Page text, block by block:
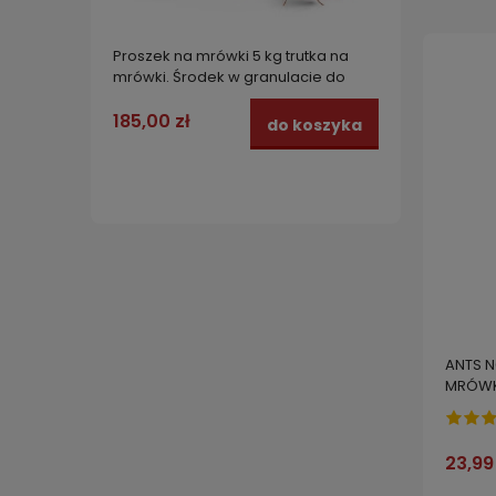
Proszek na mrówki 5 kg trutka na
mrówki. Środek w granulacie do
ogrodu RED KILLER STRONG
185,00 zł do koszyka
ANTS
23,99